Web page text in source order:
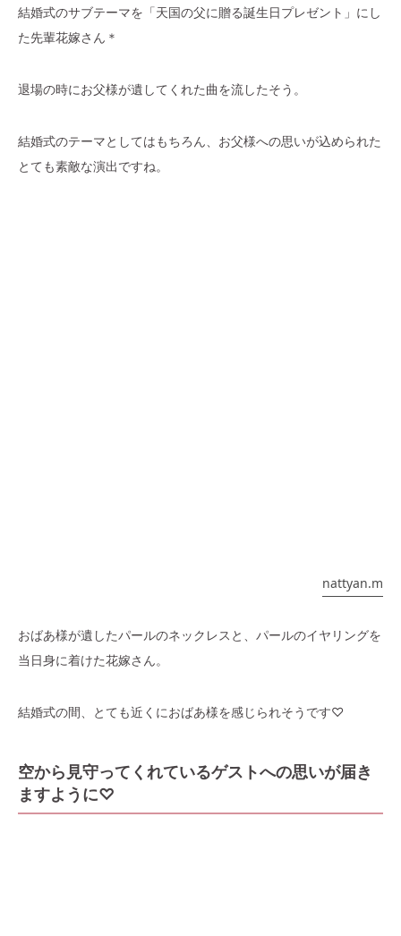
結婚式のサブテーマを「天国の父に贈る誕生日プレゼント」にし
た先輩花嫁さん＊
退場の時にお父様が遺してくれた曲を流したそう。
結婚式のテーマとしてはもちろん、お父様への思いが込められた
とても素敵な演出ですね。
nattyan.m
おばあ様が遺したパールのネックレスと、パールのイヤリングを
当日身に着けた花嫁さん。
結婚式の間、とても近くにおばあ様を感じられそうです♡
空から見守ってくれているゲストへの思いが届き
ますように♡